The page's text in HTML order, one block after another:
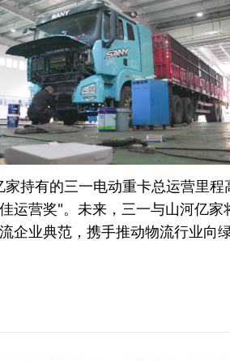
持有的三一电动重卡总运营里
运营奖"。未来，三一与山河亿家
企业典范，携手推动物流行业向